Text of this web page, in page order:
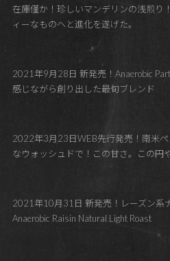
在庫僅か！珍しいマンデリンの浅煎り
ィーなものヘと進化を遂げた。
2021年9月28日 新発売！Anaerobic
感じながら創り出した最旬ブレンド
2022年3月23日WEB先行発売！南米
なウォッシュドで！この甘さ。この円
2021年10月31日 新発売！レーズン系
Anaerobic Raisin Natural Light Roast